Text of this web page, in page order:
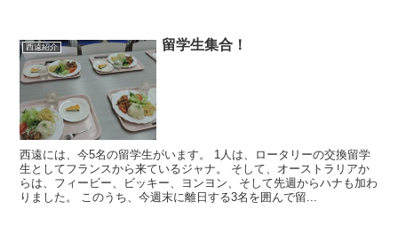
西遠紹介 留学生集合！
西遠には、今5名の留学生がいます。 1人は、ロータリーの交換留学
生としてフランスから来ているジャナ。 そして、オーストラリアか
らは、フィービー、ビッキー、ヨンヨン、そして先週からハナも加わ
りました。 このうち、今週末に離日する3名を囲んで留...